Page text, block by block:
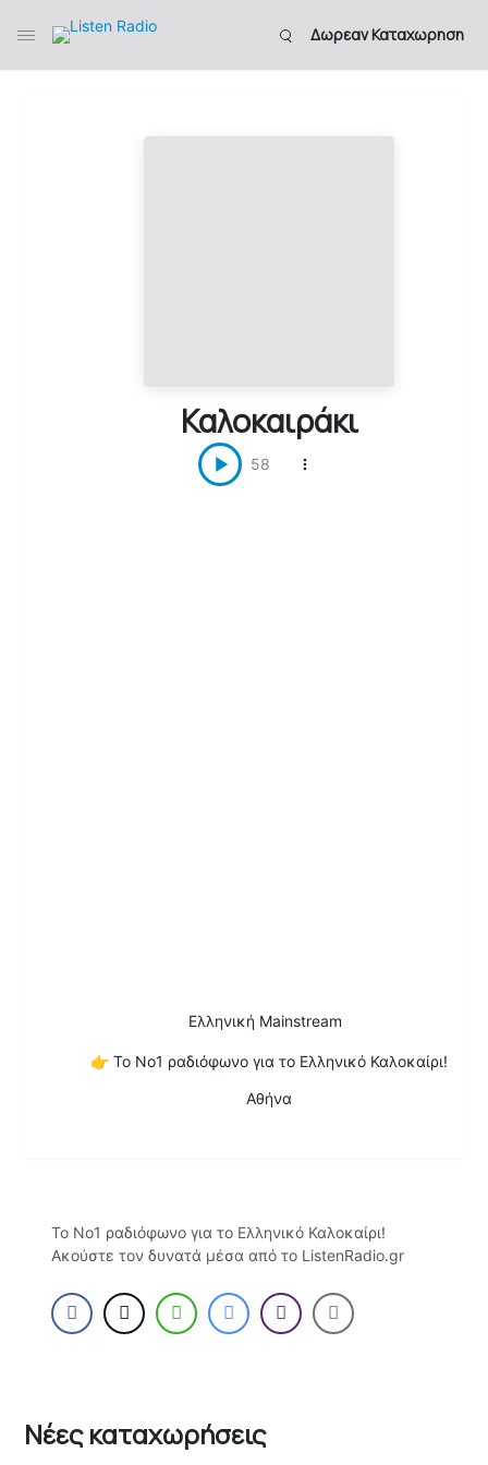
Δωρεαν Καταχωρηση
Καλοκαιράκι
58
Ελληνική Mainstream
👉 Το Νο1 ραδιόφωνο για το Ελληνικό Καλοκαίρι!
Αθήνα
Το Νο1 ραδιόφωνο για το Ελληνικό Καλοκαίρι!
Ακούστε τον δυνατά μέσα από το ListenRadio.gr
Νέες καταχωρήσεις